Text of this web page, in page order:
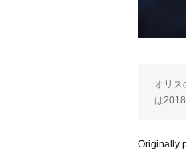
オリス
は
Originally